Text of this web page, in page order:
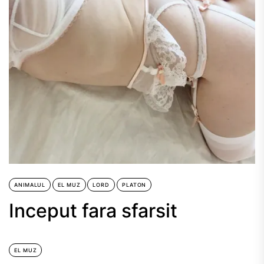
ANIMALUL EL MUZ LORD PLATON
Inceput fara sfarsit
EL MUZ